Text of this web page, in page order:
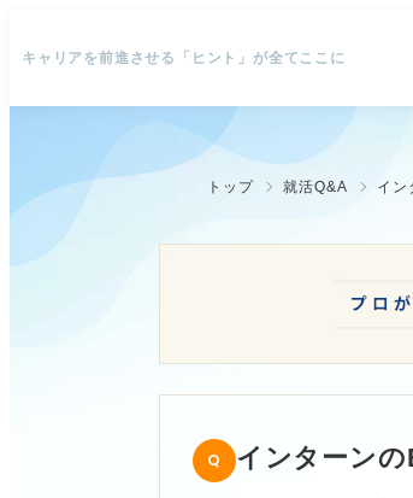
キャリアを前進させる「ヒント」が全てここに
トップ 就活Q&A イン
インターンの